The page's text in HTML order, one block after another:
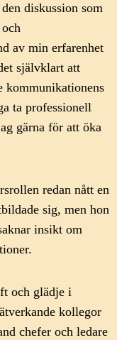
diskussion som
av min erfarenhet
självklart att
kommunikationens
ta professionell
gärna för att öka
redan nått en
sig, men hon
insikt om
och glädje i
kollegor
chefer och ledare